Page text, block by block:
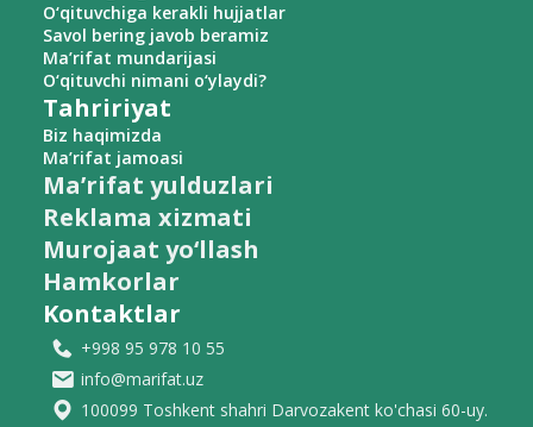
O‘qituvchiga kerakli hujjatlar
Savol bering javob beramiz
Ma’rifat mundarijasi
O‘qituvchi nimani o‘ylaydi?
Tahririyat
Biz haqimizda
Ma’rifat jamoasi
Ma’rifat yulduzlari
Reklama xizmati
Murojaat yo‘llash
Hamkorlar
Kontaktlar
+998 95 978 10 55
info@marifat.uz
100099 Toshkent shahri Darvozakent ko'chasi 60-uy.